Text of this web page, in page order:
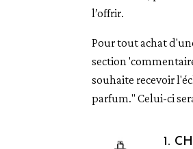
l’offrir.
Pour tout achat
section
souhaite recevoir
parfum." Celui-ci
1.